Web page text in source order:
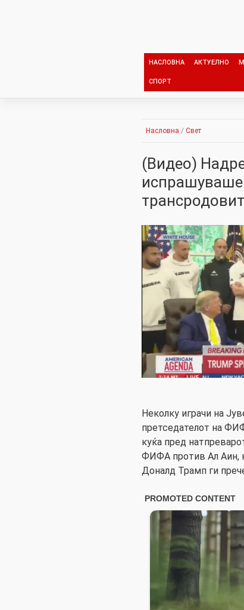
НАСЛОВНА АКТУЕЛНО
СПОРТ
Насловна / Свет
(Видео)
испрашуваше
Неколку играчи на
претседателот на
куќа пред
ФИФА против Ал Аин,
Доналд Трамп ги